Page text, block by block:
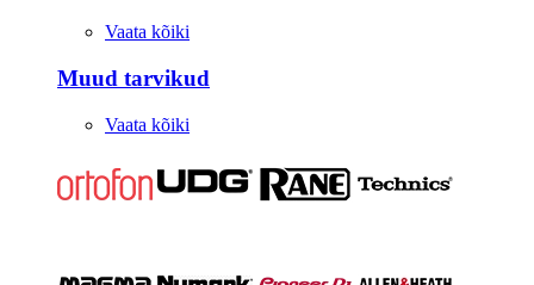
Vaata kõiki
Muud tarvikud
Vaata kõiki